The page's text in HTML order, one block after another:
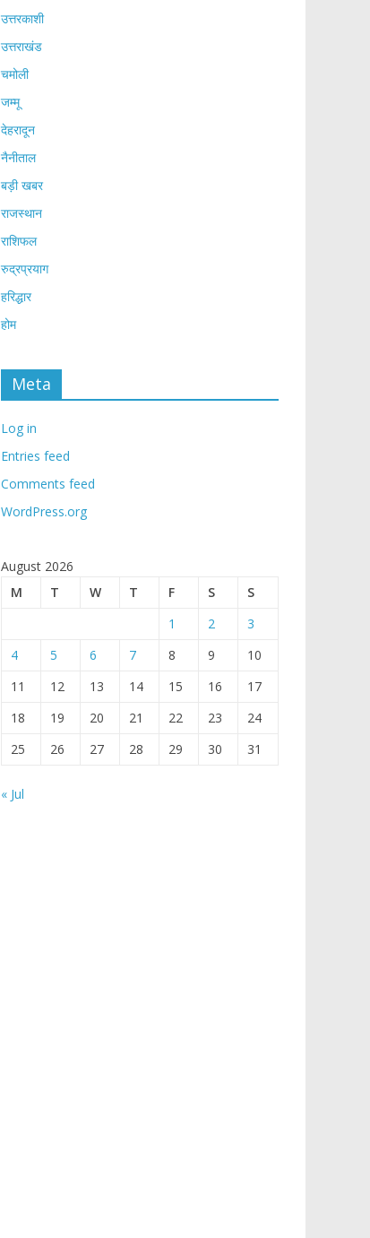
उत्तरकाशी
उत्तराखंड
चमोली
जम्मू
देहरादून
नैनीताल
बड़ी खबर
राजस्थान
राशिफल
रुद्रप्रयाग
हरिद्धार
होम
Meta
Log in
Entries feed
Comments feed
WordPress.org
August 2026
M
T W T F S
S
1
2
3
4
5 6 7 8 9
10
11
12 13 14 15 16
17
18
19 20 21 22 23
24
25
26 27 28 29 30 31
« Jul